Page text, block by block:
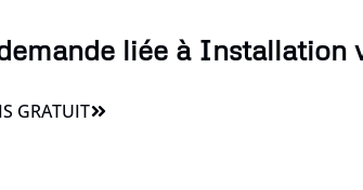
liée à Installation
GRATUIT